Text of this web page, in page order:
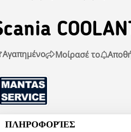
Αγαπημένο Μοίρασέ το
ΠΛΗΡΟΦΟΡΊΕΣ